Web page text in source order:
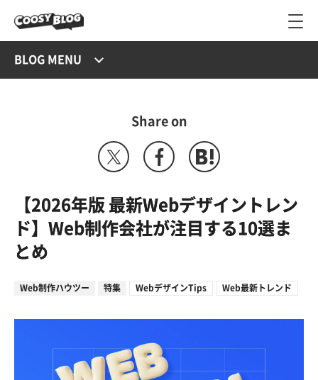
BLOG MENU
Share on
【2026年版 最新Webデザイントレン
ド】Web制作会社が注目する10選ま
とめ
Web制作ハウツー 特集 WebデザインTips Web最新トレンド